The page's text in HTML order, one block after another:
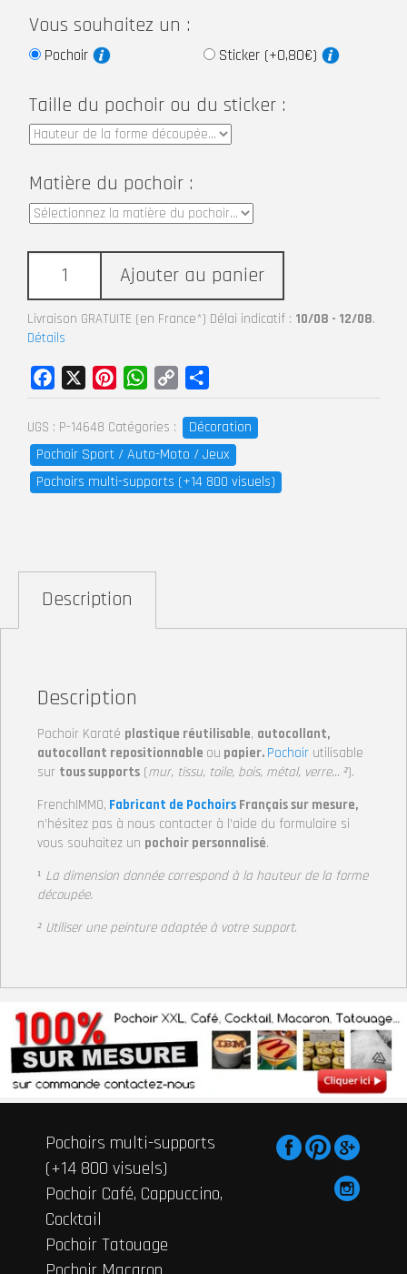
Vous souhaitez un :
Pochoir Sticker (+0,80€)
Taille du pochoir ou du sticker :
Matière du pochoir :
Ajouter au panier
Livraison GRATUITE (en France*) Délai indicatif : 10/08 - 12/08.
Détails
UGS : P-14648 Catégories :
Décoration
Pochoir Sport / Auto-Moto / Jeux
Pochoirs multi-supports (+14 800 visuels)
Facebook PinterestWhatsApp
Copy
Link
Description
Description
Pochoir Karaté plastique réutilisable, autocollant,
autocollant repositionnable ou papier. Pochoir utilisable
sur tous supports (mur, tissu, toile, bois, métal, verre… ²).
FrenchIMMO, Fabricant de Pochoirs Français sur mesure,
n’hésitez pas à nous contacter à l’aide du formulaire si
vous souhaitez un pochoir personnalisé.
¹ La dimension donnée correspond à la hauteur de la forme
découpée.
² Utiliser une peinture adaptée à votre support.
Pochoirs multi-supports
(+14 800 visuels)
Pochoir Café, Cappuccino,
Cocktail
Pochoir Tatouage